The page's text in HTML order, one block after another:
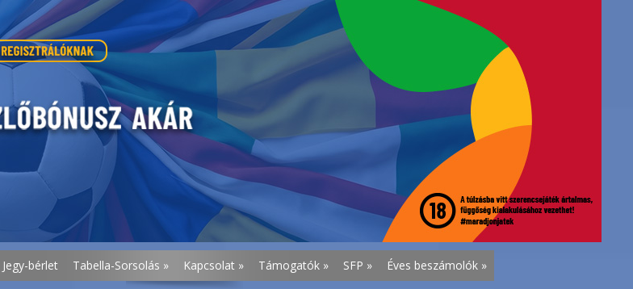
Jegy-bérlet Tabella-Sorsolás » Kapcsolat » Támogatók » SFP » Éves beszámolók »